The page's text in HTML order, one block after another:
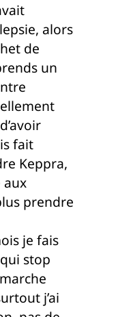
alors
de
un
fait
Keppra,
aux
prendre
je fais
stop
j’ai